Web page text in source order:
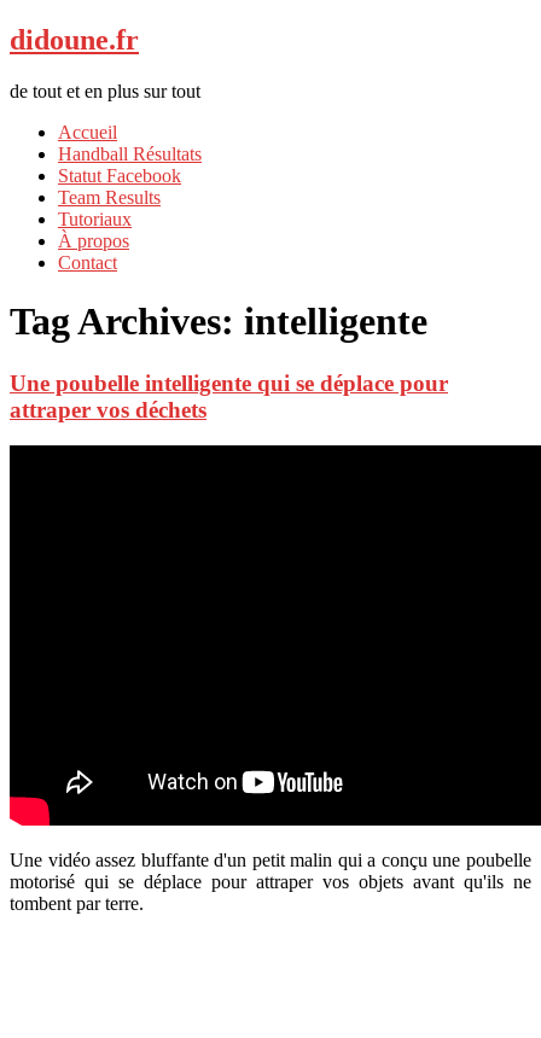
didoune.fr
de tout et en plus sur tout
Accueil
Handball Résultats
Statut Facebook
Team Results
Tutoriaux
À propos
Contact
Tag Archives: intelligente
Une poubelle intelligente qui se déplace pour
attraper vos déchets
Une vidéo assez bluffante d'un petit malin qui a conçu une poubelle
motorisé qui se déplace pour attraper vos objets avant qu'ils ne
tombent par terre.